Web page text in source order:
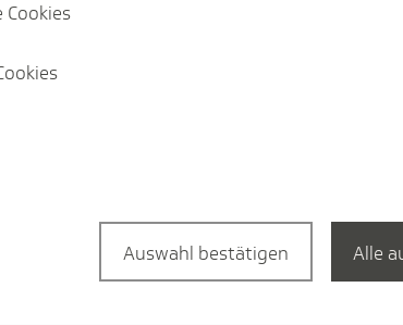
in English?
Auswahl bestätigen Alle